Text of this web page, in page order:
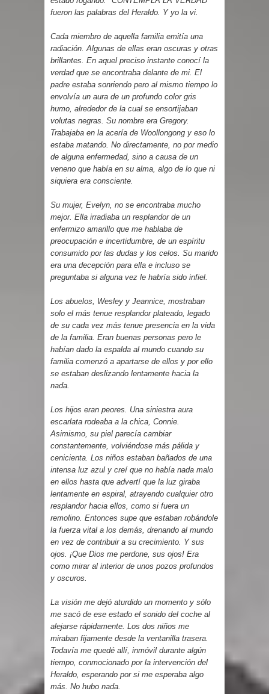
fueron las palabras del Heraldo. Y yo la vi.
Cada miembro de aquella familia emitía una
radiación. Algunas de ellas eran oscuras y otras
brillantes. En aquel preciso instante conocí la
verdad que se encontraba delante de mi. El
padre estaba sonriendo pero al mismo tiempo lo
envolvía un aura de un profundo color gris
humo, alrededor de la cual se ensortijaban
volutas negras. Su nombre era Gregory.
Trabajaba en la acería de Woollongong y eso lo
estaba matando. No directamente, no por medio
de alguna enfermedad, sino a causa de un
veneno que había en su alma, algo de lo que ni
siquiera era consciente.
Su mujer, Evelyn, no se encontraba mucho
mejor. Ella irradiaba un resplandor de un
enfermizo amarillo que me hablaba de
preocupación e incertidumbre, de un espíritu
consumido por las dudas y los celos. Su marido
era una decepción para ella e incluso se
preguntaba si alguna vez le habría sido infiel.
Los abuelos, Wesley y Jeannice, mostraban
solo el más tenue resplandor plateado, legado
de su cada vez más tenue presencia en la vida
de la familia. Eran buenas personas pero le
habían dado la espalda al mundo cuando su
familia comenzó a apartarse de ellos y por ello
se estaban deslizando lentamente hacia la
nada.
Los hijos eran peores. Una siniestra aura
escarlata rodeaba a la chica, Connie.
Asimismo, su piel parecía cambiar
constantemente, volviéndose más pálida y
cenicienta. Los niños estaban bañados de una
intensa luz azul y creí que no había nada malo
en ellos hasta que advertí que la luz giraba
lentamente en espiral, atrayendo cualquier otro
resplandor hacia ellos, como si fuera un
remolino. Entonces supe que estaban robándole
la fuerza vital a los demás, drenando al mundo
en vez de contribuir a su crecimiento. Y sus
ojos. ¡Que Dios me perdone, sus ojos! Era
como mirar al interior de unos pozos profundos
y oscuros.
La visión me dejó aturdido un momento y sólo
me sacó de ese estado el sonido del coche al
alejarse rápidamente. Los dos niños me
miraban fijamente desde la ventanilla trasera.
Todavía me quedé allí, inmóvil durante algún
tiempo, conmocionado por la intervención del
Heraldo, esperando por si me esperaba algo
más. No hubo nada.